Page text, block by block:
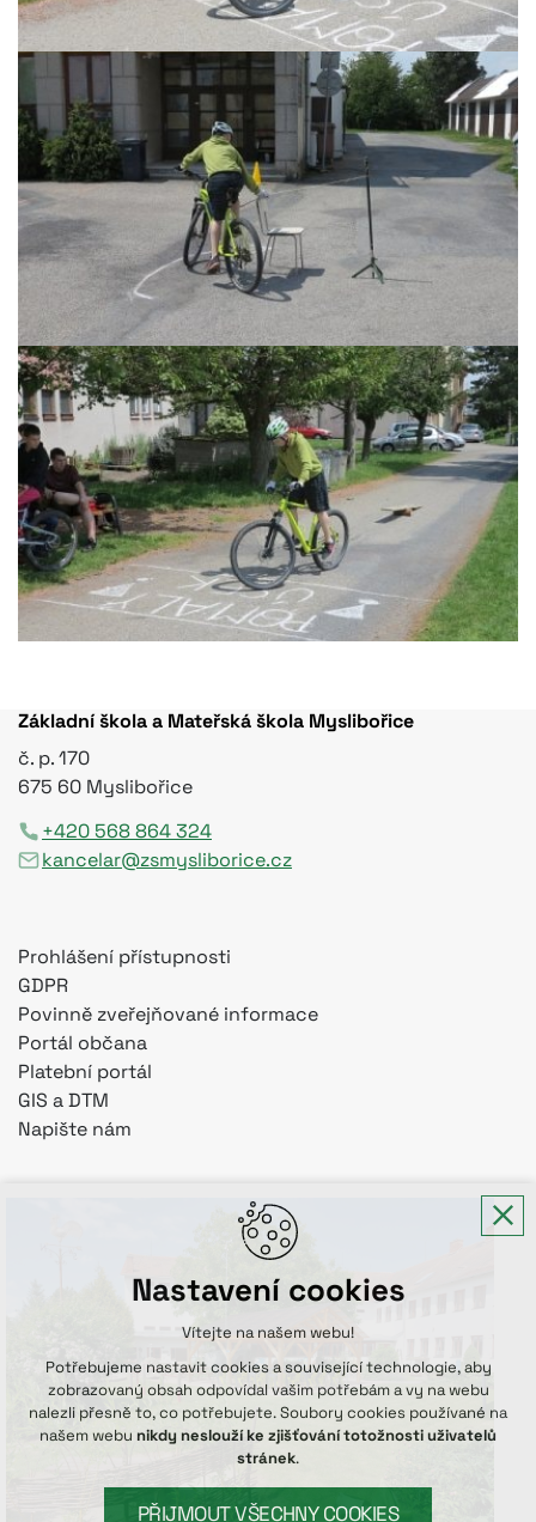
Základní škola a Mateřská škola Myslibořice
č. p. 170
675 60 Myslibořice
+420 568 864 324
kancelar@zsmysliborice.cz
Prohlášení přístupnosti
GDPR
Povinně zveřejňované informace
Portál občana
Platební portál
GIS a DTM
Napište nám
Nastavení cookies
Vítejte na našem webu!
Potřebujeme nastavit cookies a související technologie, aby
zobrazovaný obsah odpovídal vašim potřebám a vy na webu
nalezli přesně to, co potřebujete. Soubory cookies používané na
našem webu nikdy neslouží ke zjišťování totožnosti uživatelů
stránek.
PŘIJMOUT VŠECHNY COOKIES